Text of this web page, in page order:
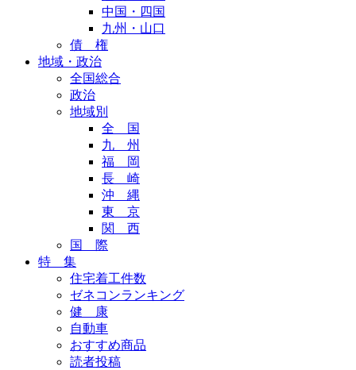
中国・四国
九州・山口
債 権
地域・政治
全国総合
政治
地域別
全 国
九 州
福 岡
長 崎
沖 縄
東 京
関 西
国 際
特 集
住宅着工件数
ゼネコンランキング
健 康
自動車
おすすめ商品
読者投稿